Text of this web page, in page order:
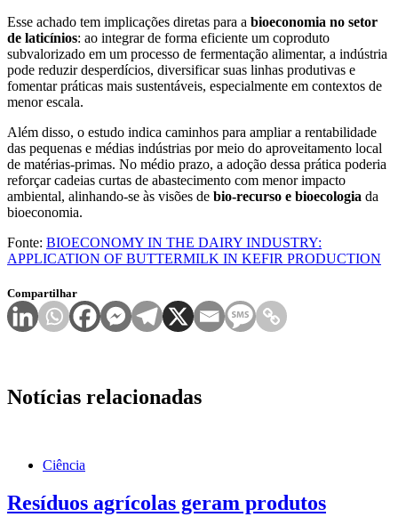
Esse achado tem implicações diretas para a bioeconomia no setor
de laticínios: ao integrar de forma eficiente um coproduto
subvalorizado em um processo de fermentação alimentar, a indústria
pode reduzir desperdícios, diversificar suas linhas produtivas e
fomentar práticas mais sustentáveis, especialmente em contextos de
menor escala.
Além disso, o estudo indica caminhos para ampliar a rentabilidade
das pequenas e médias indústrias por meio do aproveitamento local
de matérias-primas. No médio prazo, a adoção dessa prática poderia
reforçar cadeias curtas de abastecimento com menor impacto
ambiental, alinhando-se às visões de bio-recurso e bioecologia da
bioeconomia.
Fonte: BIOECONOMY IN THE DAIRY INDUSTRY:
APPLICATION OF BUTTERMILK IN KEFIR PRODUCTION
Compartilhar
Notícias relacionadas
Ciência
Resíduos agrícolas geram produtos